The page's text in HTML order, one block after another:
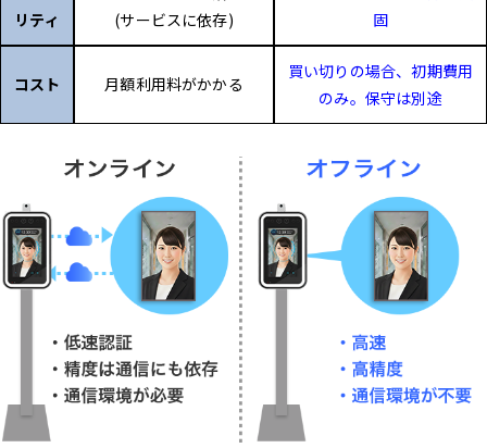
リティ
(サービスに依存)
固
コスト 月額利用料がかかる
買い切りの場合、初期費用
のみ。保守は別途